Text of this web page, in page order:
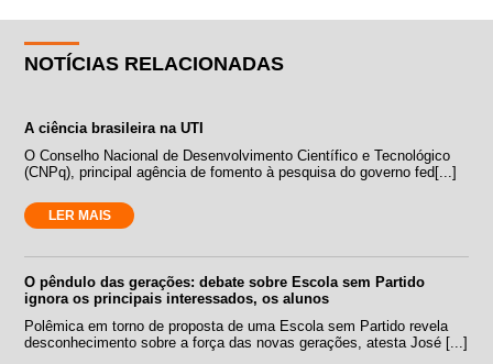
NOTÍCIAS RELACIONADAS
A ciência brasileira na UTI
O Conselho Nacional de Desenvolvimento Científico e Tecnológico
(CNPq), principal agência de fomento à pesquisa do governo fed[...]
LER MAIS
O pêndulo das gerações: debate sobre Escola sem Partido
ignora os principais interessados, os alunos
Polêmica em torno de proposta de uma Escola sem Partido revela
desconhecimento sobre a força das novas gerações, atesta José [...]